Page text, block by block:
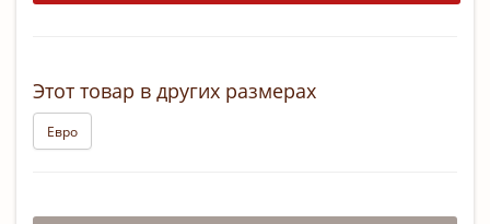
Этот товар в других размерах
Евро